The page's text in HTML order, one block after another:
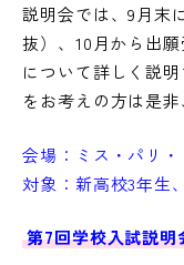
説明会では、9月末
抜）、10月から出
について詳しく説
をお考えの方は是
会場：ミス・パリ
対象：新高校3年生
第7回学校入試説明